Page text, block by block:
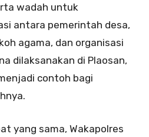
wadah untuk
antara pemerintah desa,
agama, dan organisasi
dilaksanakan di Plaosan,
contoh bagi
yang sama, Wakapolres